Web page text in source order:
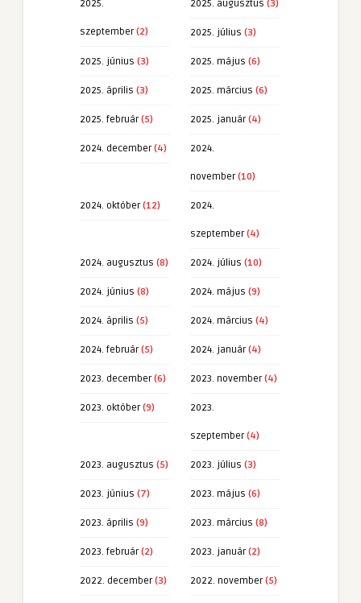
2025.
szeptember(2)
2025. augusztus (3)
2025. július (3)
2025. június (3) 2025. május (6)
2025. április (3) 2025. március (6)
2025. február(5) 2025. január(4)
2024. december(4) 2024.
november(10)
2024. október(12) 2024.
szeptember(4)
2024. augusztus (8) 2024. július (10)
2024. június (8) 2024. május (9)
2024. április (5) 2024. március (4)
2024. február(5) 2024. január(4)
2023. december(6) 2023. november(4)
2023. október(9) 2023.
szeptember(4)
2023. augusztus (5) 2023. július (3)
2023. június (7) 2023. május (6)
2023. április (9) 2023. március (8)
2023. február(2) 2023. január(2)
2022. december(3) 2022. november(5)